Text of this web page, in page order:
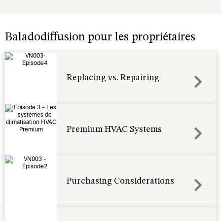
Baladodiffusion pour les propriétaires
Replacing vs. Repairing
Premium HVAC Systems
Purchasing Considerations